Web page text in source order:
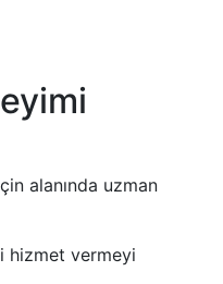
alanında uzman
hizmet vermeyi